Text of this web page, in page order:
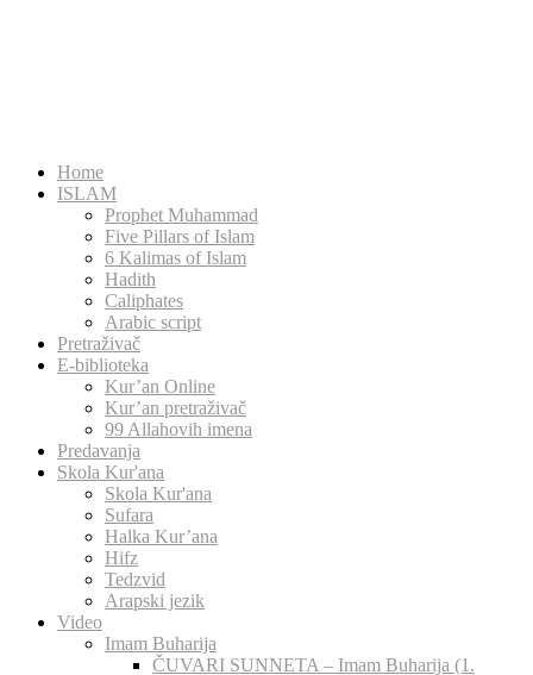
Home
ISLAM
Prophet Muhammad
Five Pillars of Islam
6 Kalimas of Islam
Hadith
Caliphates
Arabic script
Pretraživač
E-biblioteka
Kur’an Online
Kur’an pretraživač
99 Allahovih imena
Predavanja
Skola Kur'ana
Skola Kur'ana
Sufara
Halka Kur’ana
Hifz
Tedzvid
Arapski jezik
Video
Imam Buharija
ČUVARI SUNNETA – Imam Buharija (1.